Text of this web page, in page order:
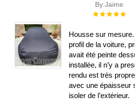
By:Jaime
Évaluation :
Housse sur
profil de la voiture,
avait été peinte
installée, il n’y a
rendu est très
avec une épaisseur
isoler de l’extérieur.